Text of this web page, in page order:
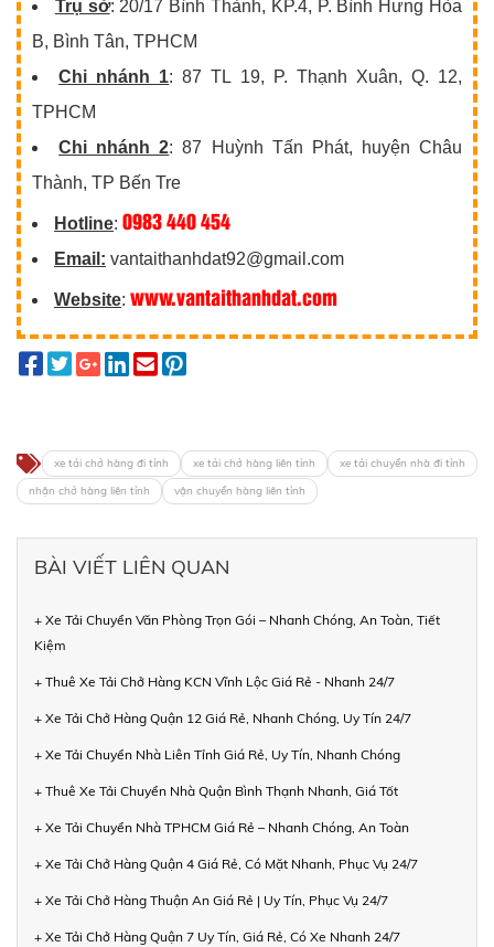
Trụ sở: 20/17 Bình Thành, KP.4, P. Bình Hưng Hòa
B, Bình Tân, TPHCM
Chi nhánh 1: 87 TL 19, P. Thạnh Xuân, Q. 12,
TPHCM
Chi nhánh 2: 87 Huỳnh Tấn Phát, huyện Châu
Thành, TP Bến Tre
Hotline: 0983 440 454
Email: vantaithanhdat92@gmail.com
Website: www.vantaithanhdat.com
xe tải chở hàng đi tỉnh xe tải chở hàng liên tỉnh
xe tải chuyển nhà đi tỉnh
nhận chở hàng liên tỉnh
vận chuyển hàng liên tỉnh
BÀI VIẾT LIÊN QUAN
+ Xe Tải Chuyển Văn Phòng Trọn Gói – Nhanh Chóng, An Toàn, Tiết
Kiệm
+ Thuê Xe Tải Chở Hàng KCN Vĩnh Lộc Giá Rẻ - Nhanh 24/7
+ Xe Tải Chở Hàng Quận 12 Giá Rẻ, Nhanh Chóng, Uy Tín 24/7
+ Xe Tải Chuyển Nhà Liên Tỉnh Giá Rẻ, Uy Tín, Nhanh Chóng
+ Thuê Xe Tải Chuyển Nhà Quận Bình Thạnh Nhanh, Giá Tốt
+ Xe Tải Chuyển Nhà TPHCM Giá Rẻ – Nhanh Chóng, An Toàn
+ Xe Tải Chở Hàng Quận 4 Giá Rẻ, Có Mặt Nhanh, Phục Vụ 24/7
+ Xe Tải Chở Hàng Thuận An Giá Rẻ | Uy Tín, Phục Vụ 24/7
+ Xe Tải Chở Hàng Quận 7 Uy Tín, Giá Rẻ, Có Xe Nhanh 24/7